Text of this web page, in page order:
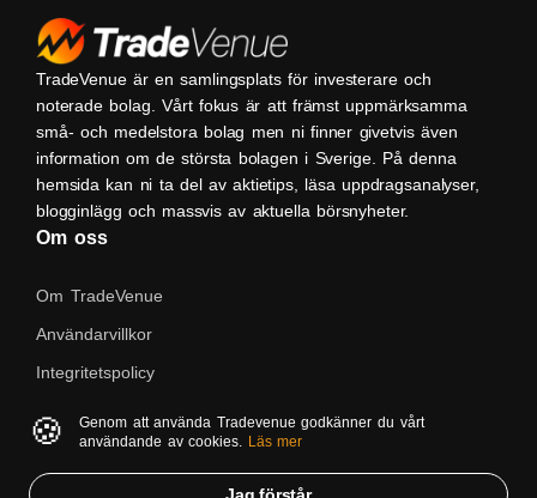
TradeVenue är en samlingsplats för investerare och
noterade bolag. Vårt fokus är att främst uppmärksamma
små- och medelstora bolag men ni finner givetvis även
information om de största bolagen i Sverige. På denna
hemsida kan ni ta del av aktietips, läsa uppdragsanalyser,
blogginlägg och massvis av aktuella börsnyheter.
Om oss
Om TradeVenue
Användarvillkor
Integritetspolicy
Native
🍪
Genom att använda Tradevenue godkänner du vårt
användande av cookies. Läs mer
Jag förstår